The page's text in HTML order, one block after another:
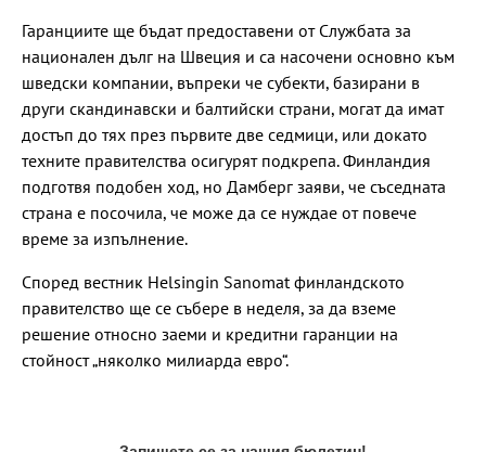
Гаранциите ще бъдат предоставени от Службата за
национален дълг на Швеция и са насочени основно към
шведски компании, въпреки че субекти, базирани в
други скандинавски и балтийски страни, могат да имат
достъп до тях през първите две седмици, или докато
техните правителства осигурят подкрепа. Финландия
подготвя подобен ход, но Дамберг заяви, че съседната
страна е посочила, че може да се нуждае от повече
време за изпълнение.
Според вестник Helsingin Sanomat финландското
правителство ще се събере в неделя, за да вземе
решение относно заеми и кредитни гаранции на
стойност „няколко милиарда евро“.